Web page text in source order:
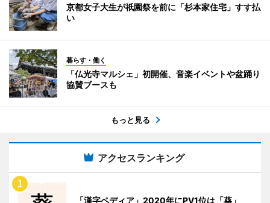
京都女子大生が祇園祭を前に「杉本家住宅」すす払
い
暮らす・働く
「仏光寺マルシェ」初開催、音楽イベントや盆踊り
協賛ブースも
もっと見る
アクセスランキング
「漢字ペディア」2020年にPV1位は「葵」